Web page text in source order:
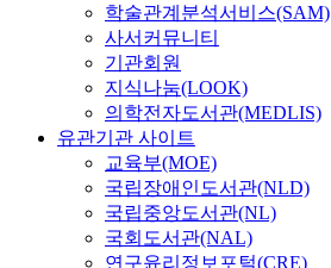
학술관계분석서비스(SAM)
사서커뮤니티
기관회원
지식나눔(LOOK)
의학전자도서관(MEDLIS)
유관기관 사이트
교육부(MOE)
국립장애인도서관(NLD)
국립중앙도서관(NL)
국회도서관(NAL)
연구윤리정보포털(CRE)